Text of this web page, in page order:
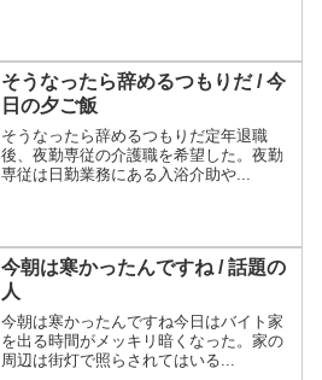
そうなったら辞めるつもりだ / 今
日の夕ご飯
そうなったら辞めるつもりだ定年退職
後、夜勤専従の介護職を希望した。夜勤
専従は日勤業務にある入浴介助や...
今朝は寒かったんですね / 話題の
人
今朝は寒かったんですね今日はバイト家
を出る時間がメッキリ暗くなった。家の
周辺は街灯で照らされてはいる...